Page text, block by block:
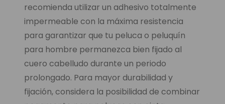
recomienda utilizar un adhesivo totalmente
impermeable con la máxima resistencia
para garantizar que tu peluca o peluquín
para hombre permanezca bien fijado al
cuero cabelludo durante un periodo
prolongado. Para mayor durabilidad y
fijación, considera la posibilidad de combinar